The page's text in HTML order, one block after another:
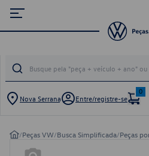
Nova Serrana Entre/registre-se
0
/Peças VW/Busca Simplificada/Peças